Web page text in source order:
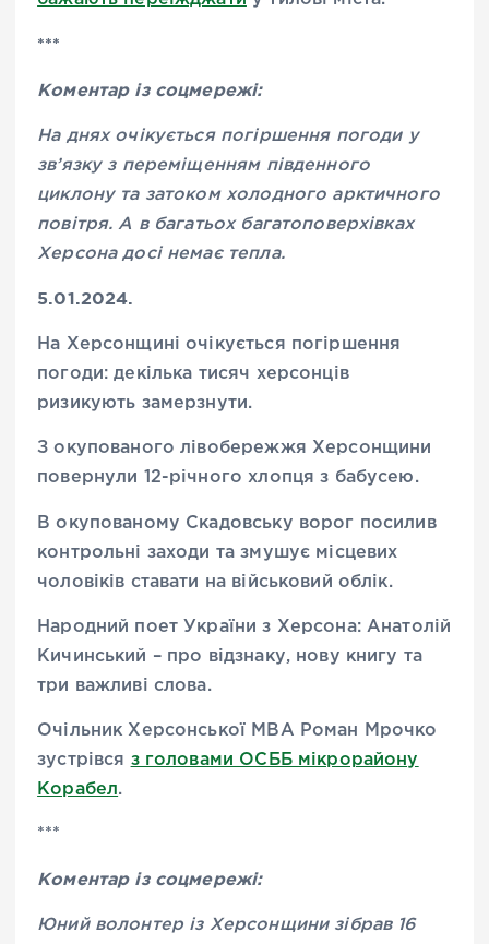
***
Коментар із соцмережі:
На днях очікується погіршення погоди у
зв’язку з переміщенням південного
циклону та затоком холодного арктичного
повітря. А в багатьох багатоповерхівках
Херсона досі немає тепла.
5.01.2024.
На Херсонщині очікується погіршення
погоди: декілька тисяч херсонців
ризикують замерзнути.
З окупованого лівобережжя Херсонщини
повернули 12-річного хлопця з бабусею.
В окупованому Скадовську ворог посилив
контрольні заходи та змушує місцевих
чоловіків ставати на військовий облік.
Народний поет України з Херсона: Анатолій
Кичинський – про відзнаку, нову книгу та
три важливі слова.
Очільник Херсонської МВА Роман Мрочко
зустрівся з головами ОСББ мікрорайону
Корабел.
***
Коментар із соцмережі:
Юний волонтер із Херсонщини зібрав 16